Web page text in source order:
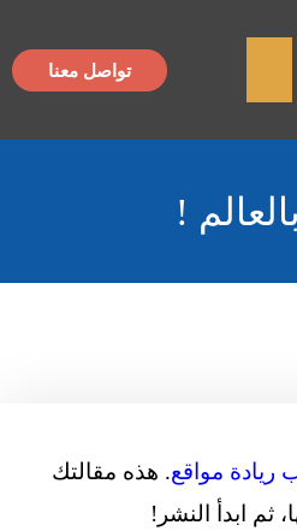
×
تواصل معنا
!
ريادة مواقع. هذه مقالتك
ثم ابدأ النشر!